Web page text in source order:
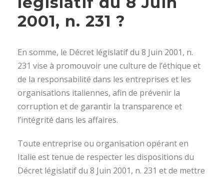
2001, n. 231 ?
En somme, le Décret législatif du 8 Juin 2001, n.
231 vise à promouvoir une culture de l’éthique et
de la responsabilité dans les entreprises et les
organisations italiennes, afin de prévenir la
corruption et de garantir la transparence et
l’intégrité dans les affaires.
Toute entreprise ou organisation opérant en
Italie est tenue de respecter les dispositions du
Décret législatif du 8 Juin 2001, n. 231 et de mettre